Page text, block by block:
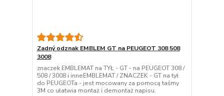
Zadný odznak EMBLEM GT na PEUGEOT 308 508
3008
znaczek EMBLEMAT na TYŁ - GT - na PEUGEOT 308 /
508 / 3008 i inneEMBLEMAT / ZNACZEK - GT na tył
do PEUGEOTa - jest mocowany za pomocą taśmy
3M co ułatwia montaż i demontaż napisu.